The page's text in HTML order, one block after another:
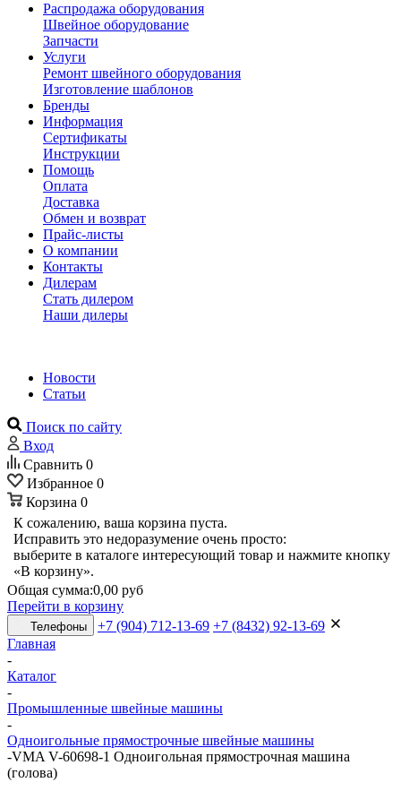
Распродажа оборудования
Швейное оборудование
Запчасти
Услуги
Ремонт швейного оборудования
Изготовление шаблонов
Бренды
Информация
Сертификаты
Инструкции
Помощь
Оплата
Доставка
Обмен и возврат
Прайс-листы
О компании
Контакты
Дилерам
Стать дилером
Наши дилеры
Новости
Статьи
Поиск по сайту
Вход
Сравнить 0
Избранное 0
Корзина 0
К сожалению, ваша корзина пуста.
Исправить это недоразумение очень просто:
выберите в каталоге интересующий товар и нажмите кнопку
«В корзину».
Общая сумма:0,00 руб
Перейти в корзину
Телефоны +7 (904) 712-13-69 +7 (8432) 92-13-69
Главная
-
Каталог
-
Промышленные швейные машины
-
Одноигольные прямострочные швейные машины
-VMA V-60698-1 Одноигольная прямострочная машина
(голова)